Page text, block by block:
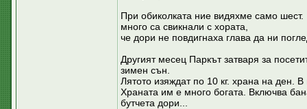
При обиколката ние видяхме само
много са свикнали с хората,
че дори не повдигнаха глава да ни
Другият месец Паркът затваря за
зимен сън.
Лятото изяждат по 10 кг. храна на ден.
Храната им е много богата. Включва
бутчета дори...